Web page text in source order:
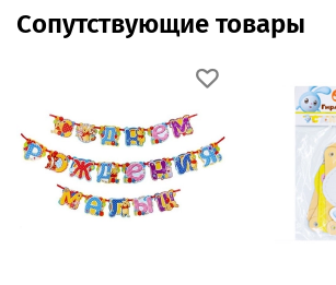
Сопутствующие товары